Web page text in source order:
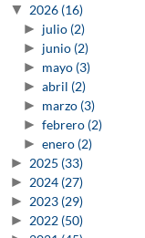
▼ 2026 (16)
► julio (2)
► junio (2)
► mayo (3)
► abril (2)
► marzo (3)
► febrero (2)
► enero (2)
► 2025 (33)
► 2024 (27)
► 2023 (29)
► 2022 (50)